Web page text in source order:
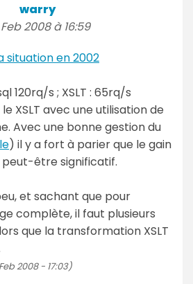
warry
2008 à 16:59
situation en 2002
120rq/s ; XSLT : 65rq/s
XSLT avec une utilisation de
Avec une bonne gestion du
) il y a fort à parier que le gain
être significatif.
et sachant que pour
complète, il faut plusieurs
que la transformation XSLT
2008 - 17:03)